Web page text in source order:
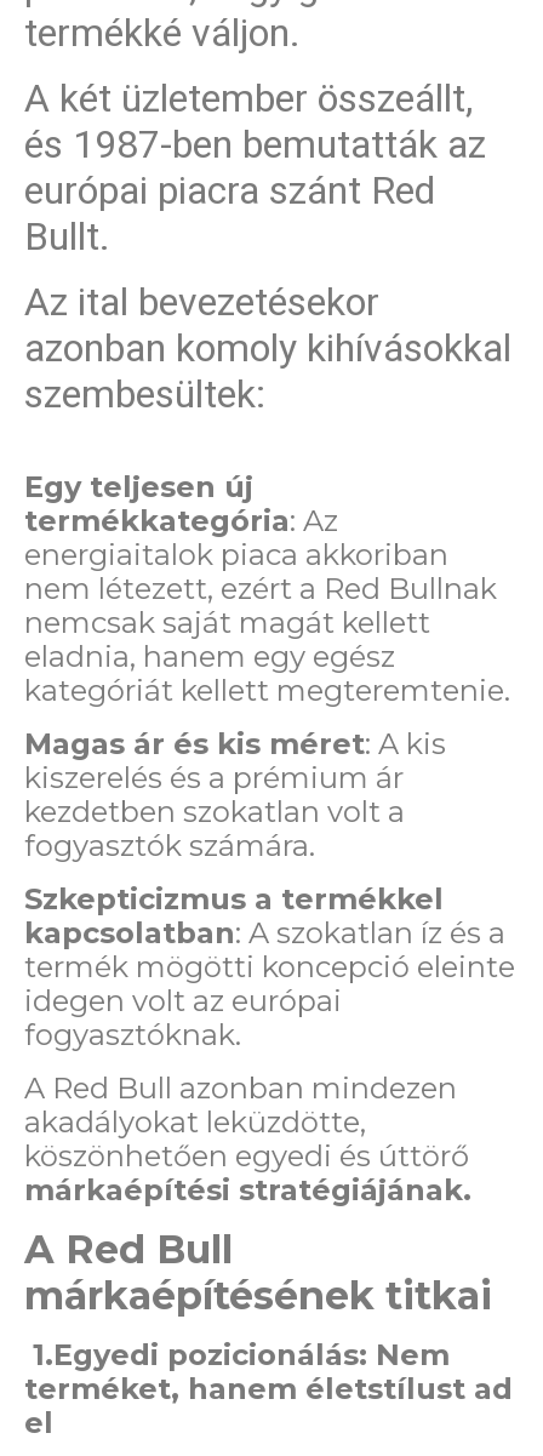
termékké váljon.
A két üzletember összeállt,
és 1987-ben bemutatták az
európai piacra szánt Red
Bullt.
Az ital bevezetésekor
azonban komoly kihívásokkal
szembesültek:
Egy teljesen új
termékkategória: Az
energiaitalok piaca akkoriban
nem létezett, ezért a Red Bullnak
nemcsak saját magát kellett
eladnia, hanem egy egész
kategóriát kellett megteremtenie.
Magas ár és kis méret: A kis
kiszerelés és a prémium ár
kezdetben szokatlan volt a
fogyasztók számára.
Szkepticizmus a termékkel
kapcsolatban: A szokatlan íz és a
termék mögötti koncepció eleinte
idegen volt az európai
fogyasztóknak.
A Red Bull azonban mindezen
akadályokat leküzdötte,
köszönhetően egyedi és úttörő
márkaépítési stratégiájának.
A Red Bull
márkaépítésének titkai
1.Egyedi pozicionálás: Nem
terméket, hanem életstílust ad
el